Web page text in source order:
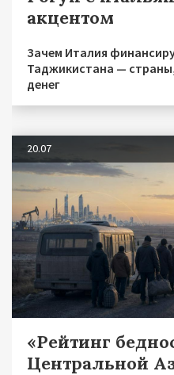
акцентом
Зачем Италия
Таджикистана —
денег
20.07
«Рейтинг
Центральной